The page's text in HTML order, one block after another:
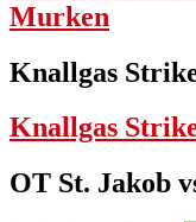
Murken
Knallgas
Knallgas
OT St. Jakob